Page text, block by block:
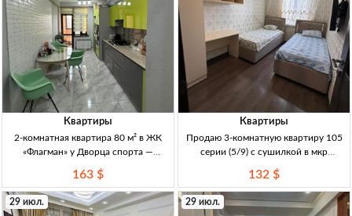
Квартиры
2-комнатная квартира 80 м² в ЖК
«Флагман» у Дворца спорта —
80 м², 10/12 эт., центр. комм. и
отопл., техпаспорт, ДКП, развитая
инфр.,
163 $
Квартиры
Продаю 3-комнатную квартиру 105
серии (5/9) с сушилкой в мкр
5/9 эт, сушилка, 2 утепл. застекл.
лоджии (кух+зал), пластиковые окна,
натяжные пото
132 $
29 июл. 29 июл.